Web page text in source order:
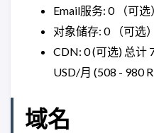
Email服务: 0 （可选
对象储存: 0 （可选）
CDN: 0 (可选) 总计
USD/月 (508 - 980
域名